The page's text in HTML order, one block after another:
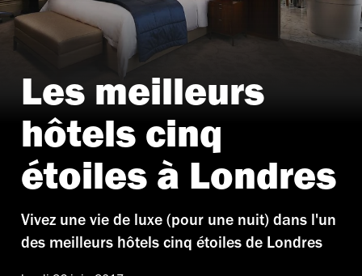
Les meilleurs
hôtels cinq
étoiles à Londres
Vivez une vie de luxe (pour une nuit) dans l'un
des meilleurs hôtels cinq étoiles de Londres